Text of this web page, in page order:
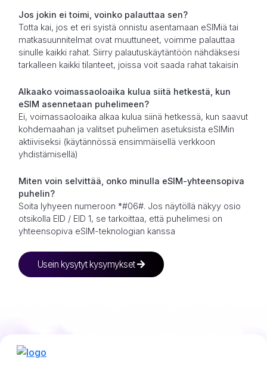
Jos jokin ei toimi, voinko palauttaa sen?
Totta kai, jos et eri syistä onnistu asentamaan eSIMiä tai
matkasuunnitelmat ovat muuttuneet, voimme palauttaa
sinulle kaikki rahat. Siirry palautuskäytäntöön nähdäksesi
tarkalleen kaikki tilanteet, joissa voit saada rahat takaisin
Alkaako voimassaoloaika kulua siitä hetkestä, kun
eSIM asennetaan puhelimeen?
Ei, voimassaoloaika alkaa kulua siinä hetkessä, kun saavut
kohdemaahan ja valitset puhelimen asetuksista eSIMin
aktiiviseksi (käytännössä ensimmäisellä verkkoon
yhdistämisellä)
Miten voin selvittää, onko minulla eSIM-yhteensopiva
puhelin?
Soita lyhyeen numeroon *#06#. Jos näytöllä näkyy osio
otsikolla EID / EID 1, se tarkoittaa, että puhelimesi on
yhteensopiva eSIM-teknologian kanssa
Usein kysytyt kysymykset